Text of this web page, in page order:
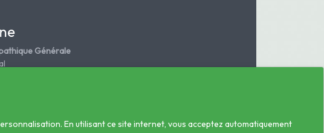
Générale
En utilisant ce site internet, vous acceptez automatiquement